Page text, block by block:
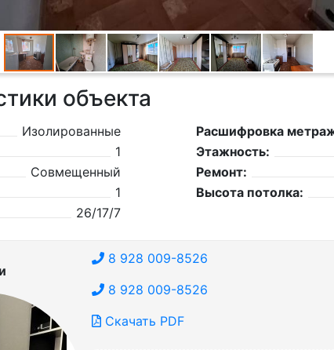
объекта
Изолированные
1
Совмещенный
1
26/17/7
Расшифровка
Этажность:
Ремонт:
Высота потолка:
8 928 009-8526
8 928 009-8526
Скачать PDF